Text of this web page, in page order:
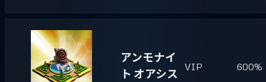
アンモナイ
ト オアシス
VIP 600%